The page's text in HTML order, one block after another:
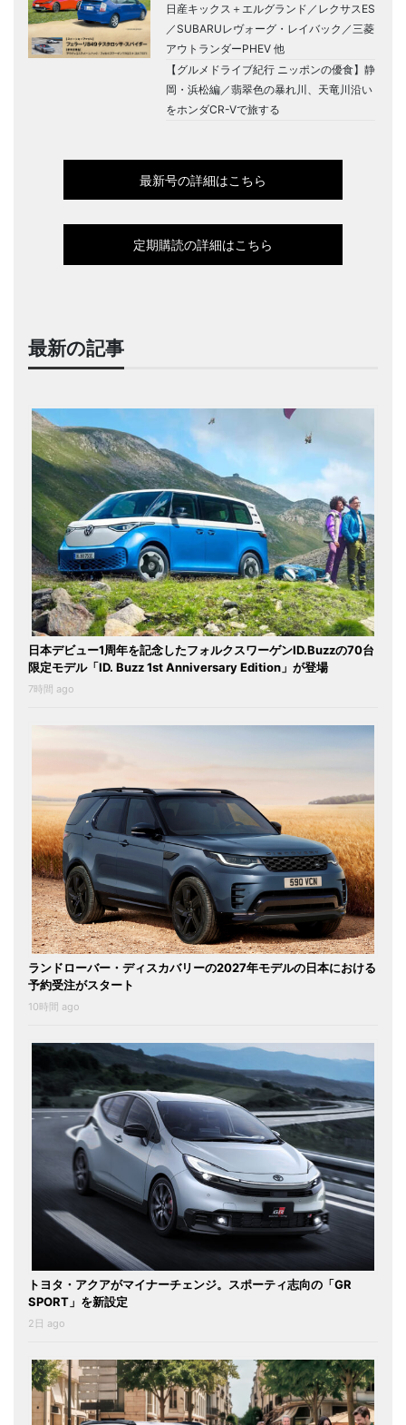
日産キックス＋エルグランド／レクサスES
／SUBARUレヴォーグ・レイバック／三菱
アウトランダーPHEV 他
【グルメドライブ紀行 ニッポンの優食】静
岡・浜松編／翡翠色の暴れ川、天竜川沿い
をホンダCR-Vで旅する
最新号の詳細はこちら
定期購読の詳細はこちら
最新の記事
日本デビュー1周年を記念したフォルクスワーゲンID.Buzzの70台
限定モデル「ID. Buzz 1st Anniversary Edition」が登場
7時間 ago
ランドローバー・ディスカバリーの2027年モデルの日本における
予約受注がスタート
10時間 ago
トヨタ・アクアがマイナーチェンジ。スポーティ志向の「GR
SPORT」を新設定
2日 ago